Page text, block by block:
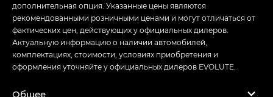
дополнительная опция. Указанные цены являются
рекомендованными розничными ценами и могут отличаться от
фактических цен, действующих у официальных дилеров.
Актуальную информацию о наличии автомобилей,
комплектациях, стоимости, условиях приобретения и
оформления уточняйте у официальных дилеров EVOLUTE.
Общее